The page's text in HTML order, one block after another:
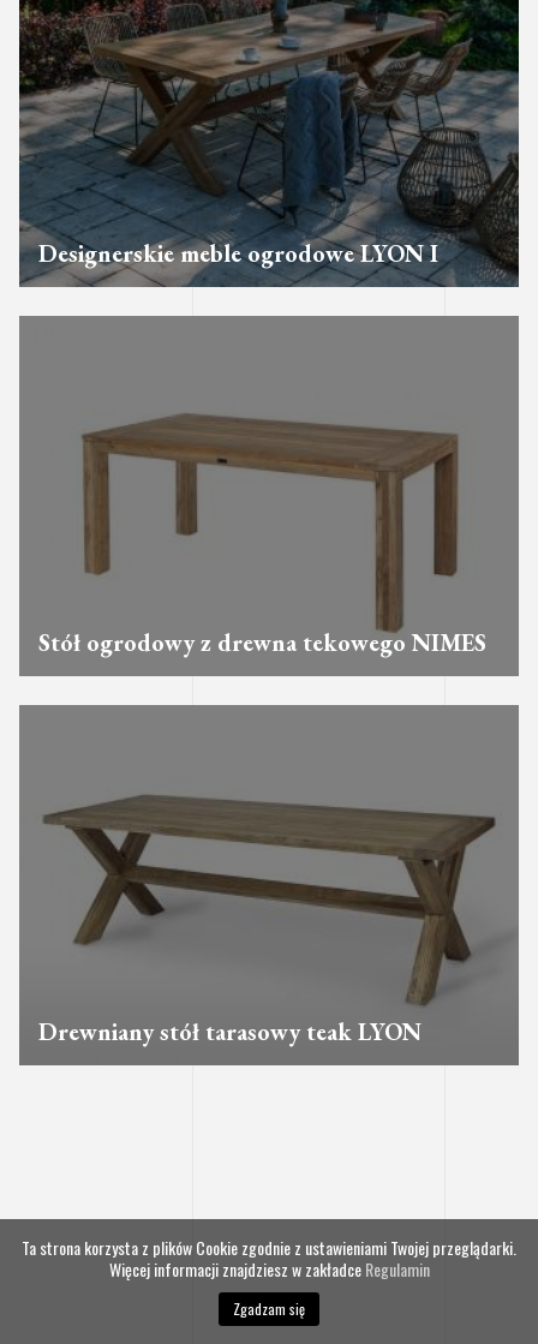
Designerskie meble ogrodowe LYON I
Stół ogrodowy z drewna tekowego NIMES
Drewniany stół tarasowy teak LYON
Ta strona korzysta z plików Cookie zgodnie z ustawieniami Twojej przeglądarki.
Więcej informacji znajdziesz w zakładceRegulamin
Zgadzam się